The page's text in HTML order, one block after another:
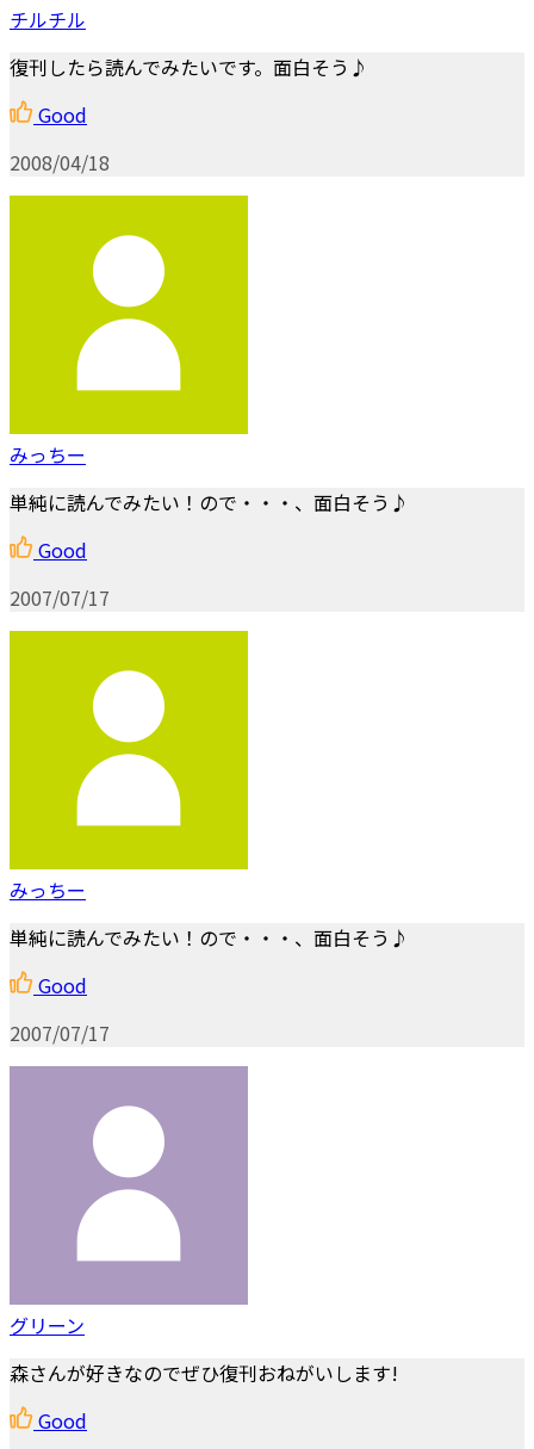
チルチル
復刊したら読んでみたいです。面白そう♪
Good
2008/04/18
みっちー
単純に読んでみたい！ので・・・、面白そう♪
Good
2007/07/17
みっちー
単純に読んでみたい！ので・・・、面白そう♪
Good
2007/07/17
グリーン
森さんが好きなのでぜひ復刊おねがいします!
Good